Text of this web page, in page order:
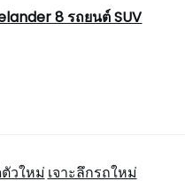
8 รถยนต์ SUV
ตัวใหม่ เจาะลึกรถใหม่